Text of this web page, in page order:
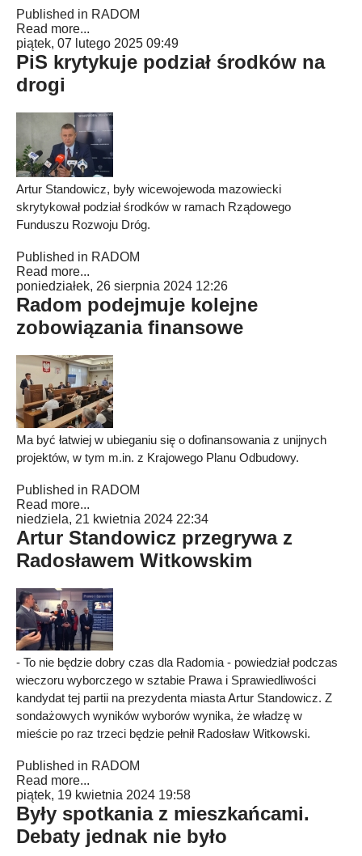
Published in RADOM
Read more...
piątek, 07 lutego 2025 09:49
PiS krytykuje podział środków na
drogi
Artur Standowicz, były wicewojewoda mazowiecki
skrytykował podział środków w ramach Rządowego
Funduszu Rozwoju Dróg.
Published in RADOM
Read more...
poniedziałek, 26 sierpnia 2024 12:26
Radom podejmuje kolejne
zobowiązania finansowe
Ma być łatwiej w ubieganiu się o dofinansowania z unijnych
projektów, w tym m.in. z Krajowego Planu Odbudowy.
Published in RADOM
Read more...
niedziela, 21 kwietnia 2024 22:34
Artur Standowicz przegrywa z
Radosławem Witkowskim
- To nie będzie dobry czas dla Radomia - powiedział podczas
wieczoru wyborczego w sztabie Prawa i Sprawiedliwości
kandydat tej partii na prezydenta miasta Artur Standowicz. Z
sondażowych wyników wyborów wynika, że władzę w
mieście po raz trzeci będzie pełnił Radosław Witkowski.
Published in RADOM
Read more...
piątek, 19 kwietnia 2024 19:58
Były spotkania z mieszkańcami.
Debaty jednak nie było